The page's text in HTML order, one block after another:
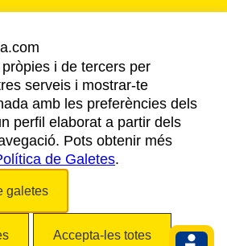
AVÍS LEGAL
DE PRIVACITAT
COOKIES
ACCESSIBILITAT
i de tercers per
serveis i mostrar-te
amb les preferències dels
perfil elaborat a partir dels
Pots obtenir més
de Galetes.
galetes
Accepta-les totes